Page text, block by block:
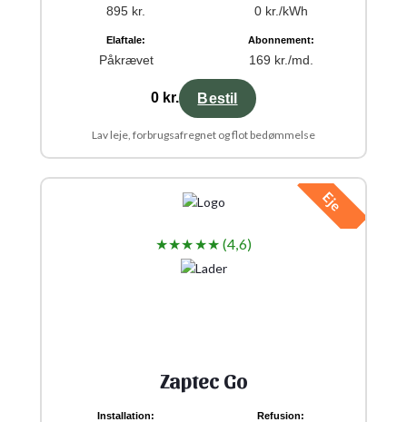
895 kr. 0 kr./kWh
Elaftale:
Påkrævet
Abonnement:
169 kr./md.
0 kr. Bestil
Lav leje, forbrugsafregnet og flot bedømmelse
Eje
★★★★★ (4,6)
Zaptec Go
Installation: Refusion: